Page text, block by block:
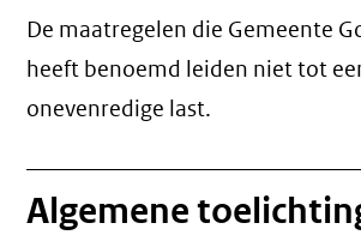
De maatregelen die Gemeente
heeft benoemd leiden niet tot
onevenredige last.
Algemene